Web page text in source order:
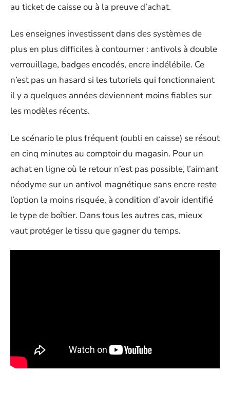
au ticket de caisse ou à la preuve d’achat.
Les enseignes investissent dans des systèmes de
plus en plus difficiles à contourner : antivols à double
verrouillage, badges encodés, encre indélébile. Ce
n’est pas un hasard si les tutoriels qui fonctionnaient
il y a quelques années deviennent moins fiables sur
les modèles récents.
Le scénario le plus fréquent (oubli en caisse) se résout
en cinq minutes au comptoir du magasin. Pour un
achat en ligne où le retour n’est pas possible, l’aimant
néodyme sur un antivol magnétique sans encre reste
l’option la moins risquée, à condition d’avoir identifié
le type de boîtier. Dans tous les autres cas, mieux
vaut protéger le tissu que gagner du temps.